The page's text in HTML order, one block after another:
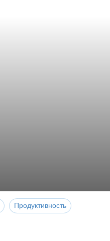
Продуктивность